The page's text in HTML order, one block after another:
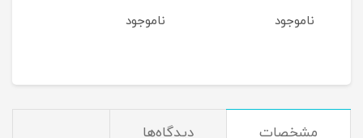
ناموجود ناموجود
مشخصات دیدگاه‌ها